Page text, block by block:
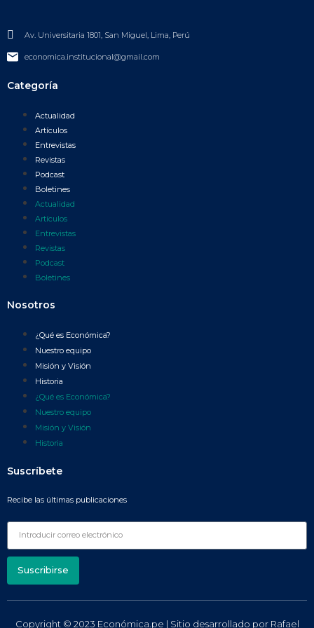
Av. Universitaria 1801, San Miguel, Lima, Perú
economica.institucional@gmail.com
Categoría
Actualidad
Artículos
Entrevistas
Revistas
Podcast
Boletines
Actualidad
Artículos
Entrevistas
Revistas
Podcast
Boletines
Nosotros
¿Qué es Económica?
Nuestro equipo
Misión y Visión
Historia
¿Qué es Económica?
Nuestro equipo
Misión y Visión
Historia
Suscríbete
Recibe las últimas publicaciones
Suscribirse
Copyright © 2023 Económica.pe | Sitio desarrollado por Rafael